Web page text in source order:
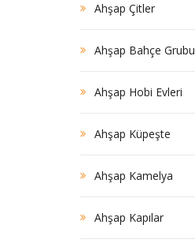
Ahşap Çitler
Ahşap Bahçe Grubu
Ahşap Hobi Evleri
Ahşap Küpeşte
Ahşap Kamelya
Ahşap Kapılar